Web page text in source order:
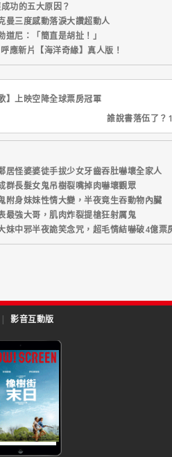
功的五大原因？
曼三度感動落淚大讚超動人
尼：「簡直是胡扯！」
應新片【海洋奇緣】真人版！
】上映空降全球票房冠軍
誰說書落伍了？
居怪婆婆徒手拔少女牙齒吞肚嚇壞全家人
群長髮女鬼吊樹裂嘴掉肉嚇壞觀眾
附身妹妹性情大變，半夜竟生吞動物內臟
最強大哥，肌肉炸裂提槍狂射厲鬼
中邪半夜詭笑念咒，超毛情結嚇破4億票
| 影音互動版